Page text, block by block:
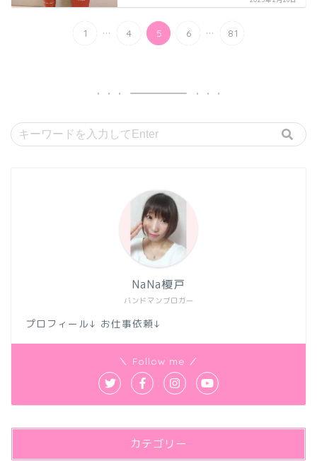
1 ... 4 5 6 ... 81
バンドマンブロガー
NaNa榎戸
プロフィール↓ お仕事依頼↓
＼ Follow me ／
カテゴリー